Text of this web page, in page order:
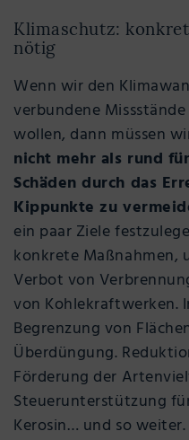
Klimaschutz:
nötig
Wenn wir den
verbundene
wollen, dann müssen
nicht mehr als rund
Schäden durch das
Kippunkte zu
ein paar Ziele
konkrete Maßnahmen,
Verbot von
von Kohlekraftwerken.
Begrenzung von
Überdüngung.
Förderung der
Steuerunterstützung
Kerosin… und so weiter.